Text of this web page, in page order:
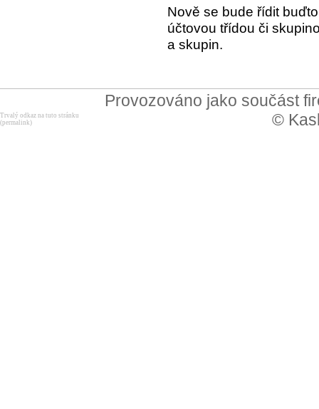
Nově se bude řídit
účtovou třídou či
a skupin.
Provozováno jako součást
©
Trvalý odkaz na tuto stránku
(permalink)